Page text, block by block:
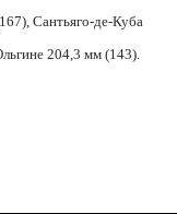
Сантьяго-де-Куба
204,3 мм (143).